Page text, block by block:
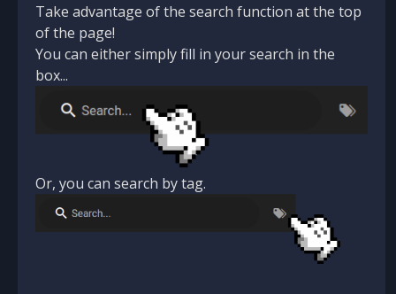
Take advantage of the search function at the top
of the page!
You can either simply fill in your search in the
box...
Or, you can search by tag.